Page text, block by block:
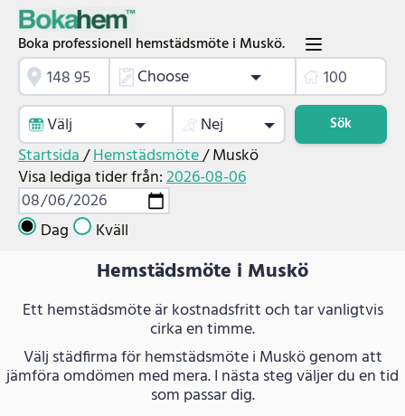
Boka professionell hemstädsmöte i Muskö.
Choose
Välj
Nej Sök
Startsida/Hemstädsmöte/Muskö
Visa lediga tider från:2026-08-06
Dag Kväll
Hemstädsmöte i Muskö
Ett hemstädsmöte är kostnadsfritt och tar vanligtvis
cirka en timme.
Välj städfirma för hemstädsmöte i Muskö genom att
jämföra omdömen med mera. I nästa steg väljer du en tid
som passar dig.